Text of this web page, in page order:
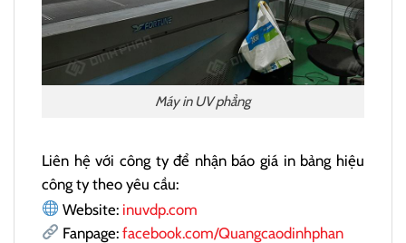
Máy in UV phẳng
Liên hệ với công ty để nhận báo giá in bảng hiệu
công ty theo yêu cầu:
Website: inuvdp.com
Fanpage: facebook.com/Quangcaodinhphan